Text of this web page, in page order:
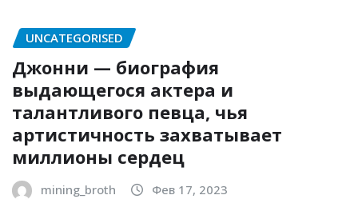
UNCATEGORISED
Джонни — биография
выдающегося актера и
талантливого певца, чья
артистичность захватывает
миллионы сердец
mining_broth Фев 17, 2023